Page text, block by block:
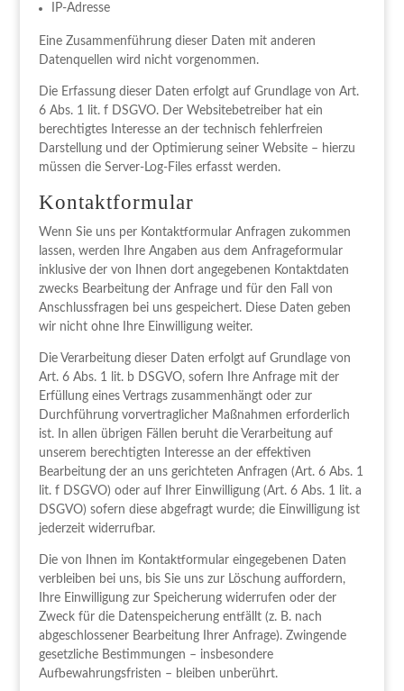
IP-Adresse
Eine Zusammenführung dieser Daten mit anderen
Datenquellen wird nicht vorgenommen.
Die Erfassung dieser Daten erfolgt auf Grundlage von Art.
6 Abs. 1 lit. f DSGVO. Der Websitebetreiber hat ein
berechtigtes Interesse an der technisch fehlerfreien
Darstellung und der Optimierung seiner Website – hierzu
müssen die Server-Log-Files erfasst werden.
Kontaktformular
Wenn Sie uns per Kontaktformular Anfragen zukommen
lassen, werden Ihre Angaben aus dem Anfrageformular
inklusive der von Ihnen dort angegebenen Kontaktdaten
zwecks Bearbeitung der Anfrage und für den Fall von
Anschlussfragen bei uns gespeichert. Diese Daten geben
wir nicht ohne Ihre Einwilligung weiter.
Die Verarbeitung dieser Daten erfolgt auf Grundlage von
Art. 6 Abs. 1 lit. b DSGVO, sofern Ihre Anfrage mit der
Erfüllung eines Vertrags zusammenhängt oder zur
Durchführung vorvertraglicher Maßnahmen erforderlich
ist. In allen übrigen Fällen beruht die Verarbeitung auf
unserem berechtigten Interesse an der effektiven
Bearbeitung der an uns gerichteten Anfragen (Art. 6 Abs. 1
lit. f DSGVO) oder auf Ihrer Einwilligung (Art. 6 Abs. 1 lit. a
DSGVO) sofern diese abgefragt wurde; die Einwilligung ist
jederzeit widerrufbar.
Die von Ihnen im Kontaktformular eingegebenen Daten
verbleiben bei uns, bis Sie uns zur Löschung auffordern,
Ihre Einwilligung zur Speicherung widerrufen oder der
Zweck für die Datenspeicherung entfällt (z. B. nach
abgeschlossener Bearbeitung Ihrer Anfrage). Zwingende
gesetzliche Bestimmungen – insbesondere
Aufbewahrungsfristen – bleiben unberührt.